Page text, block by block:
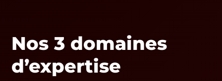
Nos 3 domaines
d’expertise